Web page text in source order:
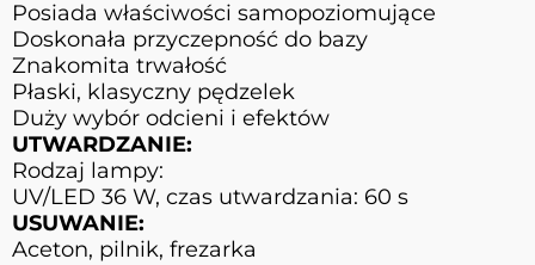
Posiada właściwości samopoziomujące
Doskonała przyczepność do bazy
Znakomita trwałość
Płaski, klasyczny pędzelek
Duży wybór odcieni i efektów
UTWARDZANIE:
Rodzaj lampy:
UV/LED 36 W, czas utwardzania: 60 s
USUWANIE:
Aceton, pilnik, frezarka